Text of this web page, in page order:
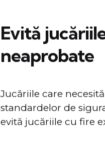
Evită
neaprobate
Jucăriile care
standardelor de
evită jucăriile cu fire